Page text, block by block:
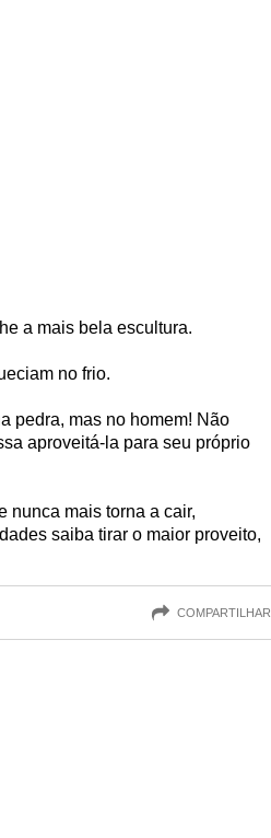
a mais bela escultura.
no frio.
pedra, mas no homem! Não
aproveitá-la para seu próprio
nunca mais torna a cair,
saiba tirar o maior proveito,
COMPARTILHAR